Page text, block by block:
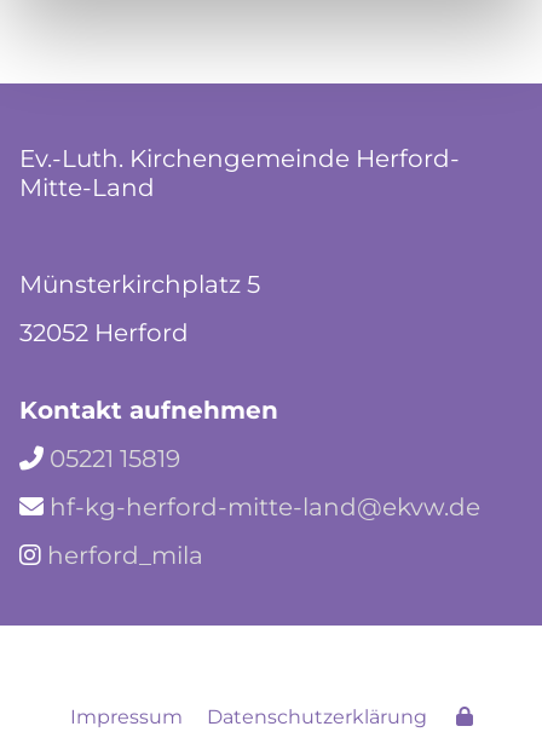
Ev.-Luth. Kirchengemeinde Herford-
Mitte-Land
Münsterkirchplatz 5
32052 Herford
Kontakt aufnehmen
 05221 15819
 hf-kg-herford-mitte-land@ekvw.de
 herford_mila
Impressum Datenschutzerklärung